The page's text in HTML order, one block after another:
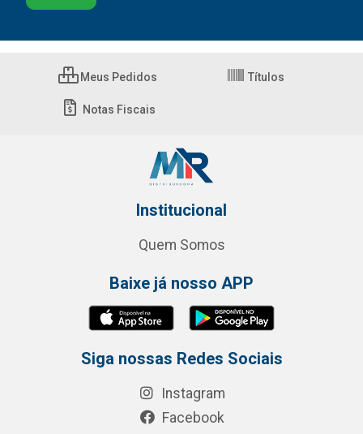
Meus Pedidos Títulos
Notas Fiscais
Institucional
Quem Somos
Baixe já nosso APP
Siga nossas Redes Sociais
Instagram
Facebook